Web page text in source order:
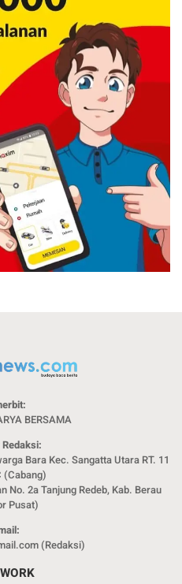
BERSAMA
Bara Kec. Sangatta Utara RT. 11
(Cabang)
No. 2a Tanjung Redeb, Kab. Berau
Pusat)
(Redaksi)